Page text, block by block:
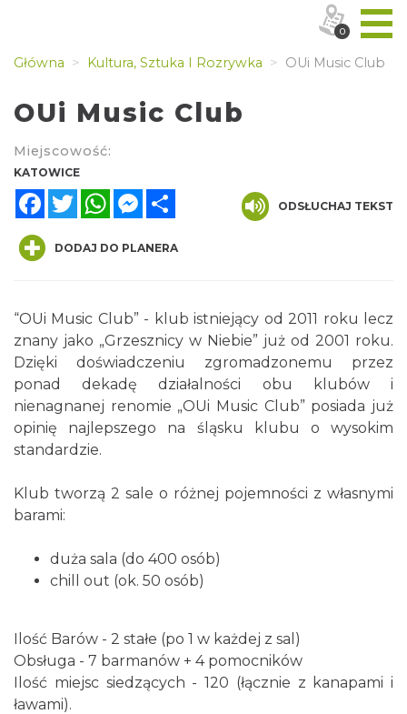
Główna Kultura, Sztuka I Rozrywka OUi Music Club
OUi Music Club
Miejscowość:
KATOWICE
FacebookTwitterWhatsAppMessenger
ODSŁUCHAJ TEKST
DODAJ DO PLANERA
“OUi Music Club” - klub istniejący od 2011 roku lecz
znany jako „Grzesznicy w Niebie” już od 2001 roku.
Dzięki doświadczeniu zgromadzonemu przez
ponad dekadę działalności obu klubów i
nienagnanej renomie „OUi Music Club” posiada już
opinię najlepszego na śląsku klubu o wysokim
standardzie.
Klub tworzą 2 sale o różnej pojemności z własnymi
barami:
duża sala (do 400 osób)
chill out (ok. 50 osób)
Ilość Barów - 2 stałe (po 1 w każdej z sal)
Obsługa - 7 barmanów + 4 pomocników
Ilość miejsc siedzących - 120 (łącznie z kanapami i
ławami).
0